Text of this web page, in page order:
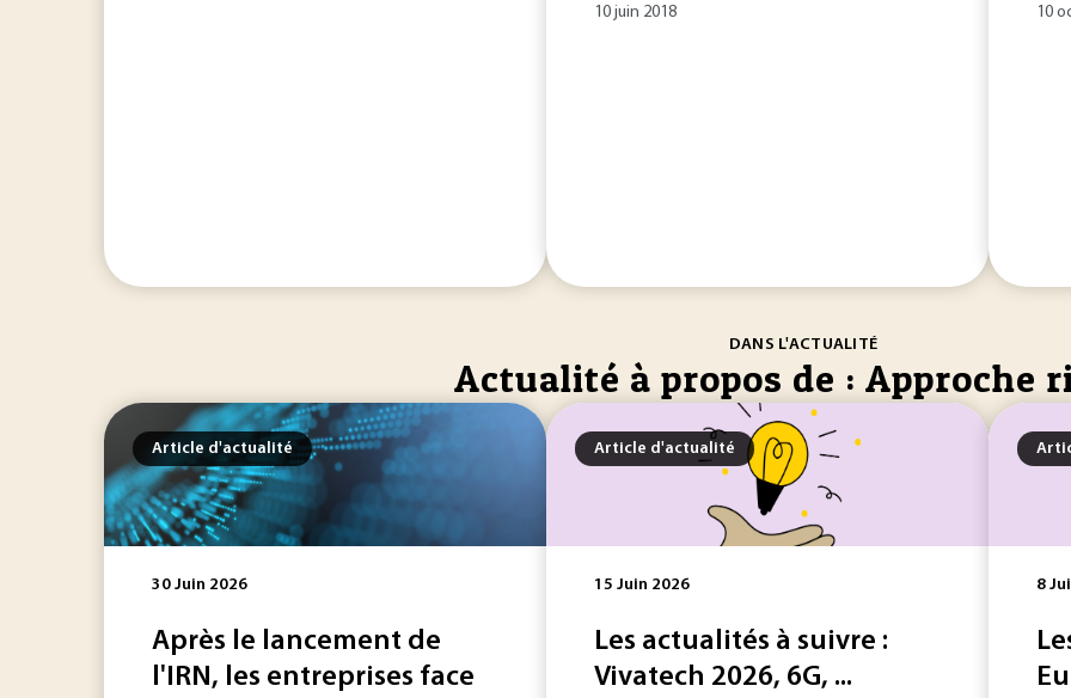
10 juin 2018 10
DANS L'ACTUALITÉ
Actualité à propos de : Approche
Article d'actualité
30 Juin 2026
Après le lancement de
l'IRN, les entreprises face
Article d'actualité
15 Juin 2026
Les actualités à suivre :
Vivatech 2026, 6G, ...
8